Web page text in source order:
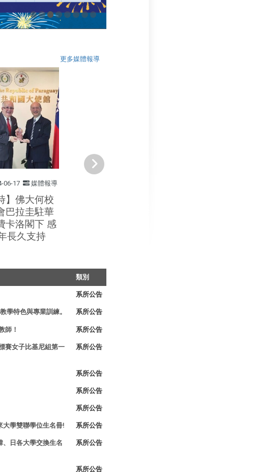
更多媒體報導
06-17 媒體報導
】佛大何校
巴拉圭駐華
卡洛閣下 感
長久支持
類別
系所公告
學特色與專業訓練。 系所公告
師！ 系所公告
賽女子比基尼組第一
系所公告
系所公告
系所公告
系所公告
大學雙聯學位生名冊! 系所公告
、日各大學交換生名
系所公告
系所公告